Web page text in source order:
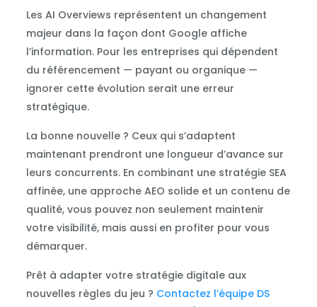
Les AI Overviews représentent un changement
majeur dans la façon dont Google affiche
l’information. Pour les entreprises qui dépendent
du référencement — payant ou organique —
ignorer cette évolution serait une erreur
stratégique.
La bonne nouvelle ? Ceux qui s’adaptent
maintenant prendront une longueur d’avance sur
leurs concurrents. En combinant une stratégie SEA
affinée, une approche AEO solide et un contenu de
qualité, vous pouvez non seulement maintenir
votre visibilité, mais aussi en profiter pour vous
démarquer.
Prêt à adapter votre stratégie digitale aux
nouvelles règles du jeu ? Contactez l’équipe DS